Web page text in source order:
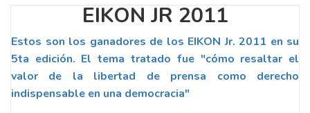
EIKON JR 2011
Estos son los ganadores de los EIKON Jr. 2011 en su
5ta edición. El tema tratado fue "cómo resaltar el
valor de la libertad de prensa como derecho
indispensable en una democracia"